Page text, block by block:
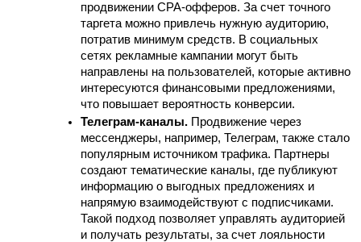
продвижении CPA-офферов. За счет точного
таргета можно привлечь нужную аудиторию,
потратив минимум средств. В социальных
сетях рекламные кампании могут быть
направлены на пользователей, которые активно
интересуются финансовыми предложениями,
что повышает вероятность конверсии.
Телеграм-каналы. Продвижение через
мессенджеры, например, Телеграм, также стало
популярным источником трафика. Партнеры
создают тематические каналы, где публикуют
информацию о выгодных предложениях и
напрямую взаимодействуют с подписчиками.
Такой подход позволяет управлять аудиторией
и получать результаты, за счет лояльности